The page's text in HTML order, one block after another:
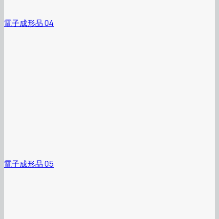
電子成形品 04
電子成形品 05